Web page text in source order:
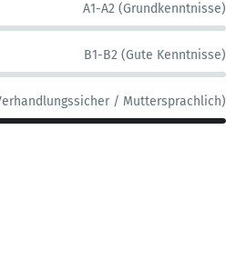
A1-A2 (Grundkenntnisse)
B1-B2 (Gute Kenntnisse)
/ Muttersprachlich)